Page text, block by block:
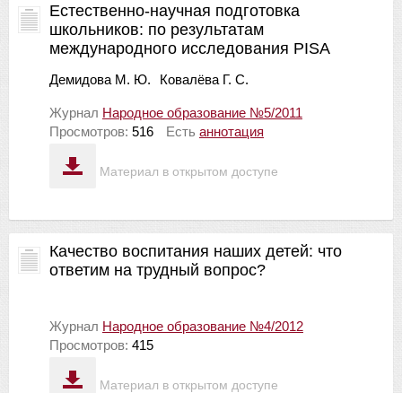
Материал в открытом доступе
Естественно-научная подготовка
школьников: по результатам
международного исследования PISA
Демидова М. Ю. Ковалёва Г. С.
Журнал Народное образование №5/2011
Просмотров: 516 Есть аннотация
Материал в открытом доступе
Качество воспитания наших детей: что
ответим на трудный вопрос?
Журнал Народное образование №4/2012
Просмотров: 415